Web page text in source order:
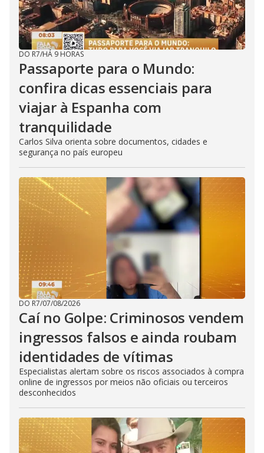
DO R7/HÁ 9 HORAS
Passaporte para o Mundo:
confira dicas essenciais para
viajar à Espanha com
tranquilidade
Carlos Silva orienta sobre documentos, cidades e
segurança no país europeu
DO R7/07/08/2026
Caí no Golpe: Criminosos vendem
ingressos falsos e ainda roubam
identidades de vítimas
Especialistas alertam sobre os riscos associados à compra
online de ingressos por meios não oficiais ou terceiros
desconhecidos